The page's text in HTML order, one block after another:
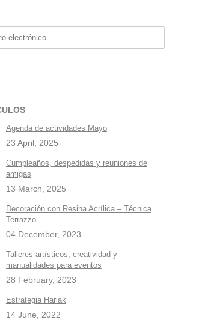
Agenda de actividades Mayo
23 April, 2025
Cumpleaños, despedidas y reuniones de
amigas
13 March, 2025
Decoración con Resina Acrílica – Técnica
Terrazzo
04 December, 2023
Talleres artísticos, creatividad y
manualidades para eventos
28 February, 2023
Estrategia Hariak
14 June, 2022